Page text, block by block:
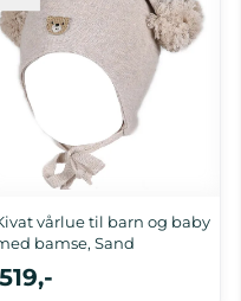
vårlue til barn og baby
bamse, Sand
519,-